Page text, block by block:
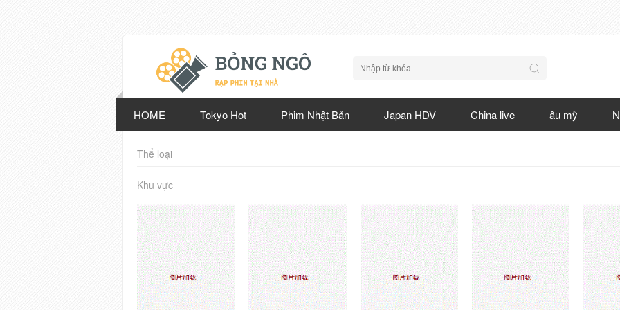
HOME Tokyo Hot Phim Nhật Bản Japan HDV China live âu mỹ
Thể loại
Khu vực